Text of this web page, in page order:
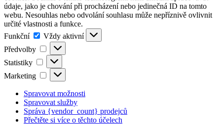
údaje, jako je chování při procházení nebo jedinečná ID na tomto
webu. Nesouhlas nebo odvolání souhlasu může nepříznivě ovlivnit
určité vlastnosti a funkce.
Funkční
Funkční
Vždy aktivní
Předvolby
Předvolby
Statistiky Statistiky
Marketing Marketing
Spravovat možnosti
Spravovat služby
Správa {vendor_count} prodejců
Přečtěte si více o těchto účelech